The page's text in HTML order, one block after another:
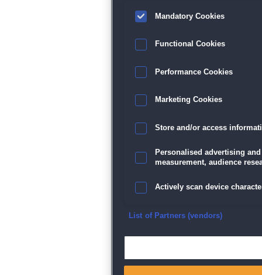
Mandatory Cookies
Functional Cookies
Performance Cookies
Marketing Cookies
Store and/or access
Personalised advertising
measurement, audience
Actively scan device
Ensure security, prevent
List of Partners (vendors)